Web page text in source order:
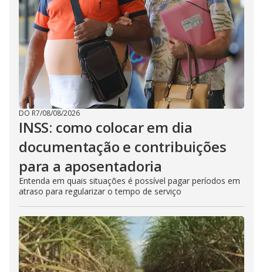
DO R7/08/08/2026
INSS: como colocar em dia
documentação e contribuições
para a aposentadoria
Entenda em quais situações é possível pagar períodos em
atraso para regularizar o tempo de serviço